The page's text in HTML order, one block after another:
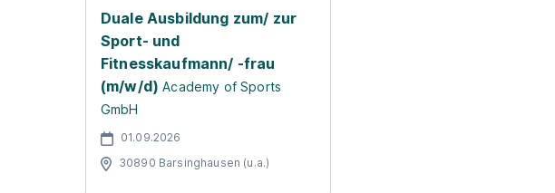
Duale Ausbildung zum/ zur
Sport- und
Fitnesskaufmann/ -frau
(m/w/d) Academy of Sports
GmbH
01.09.2026
30890 Barsinghausen (u.a.)